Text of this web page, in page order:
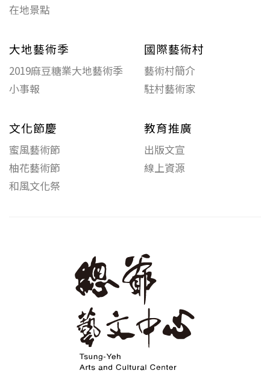
在地景點
大地藝術季
2019麻豆糖業大地藝術季
小事報
國際藝術村
藝術村簡介
駐村藝術家
文化節慶
蜜風藝術節
柚花藝術節
和風文化祭
教育推廣
出版文宣
線上資源